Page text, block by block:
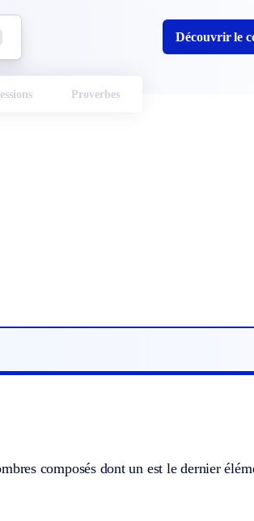
Découvrir le
Proverbes
composés dont un est le dernier